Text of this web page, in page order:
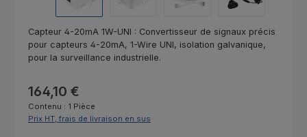
Capteur 4-20mA 1W-UNI : Convertisseur de signaux précis
pour capteurs 4-20mA, 1-Wire UNI, isolation galvanique,
pour la surveillance industrielle.
Prix régulier :
164,10 €
Contenu : 1 Pièce
Prix HT, frais de livraison en sus